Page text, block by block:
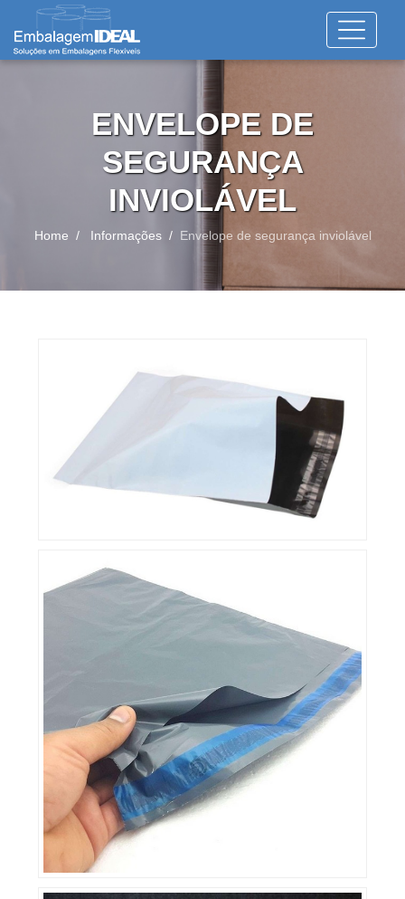
ENVELOPE DE
SEGURANÇA
INVIOLÁVEL
Home Informações Envelope de segurança inviolável